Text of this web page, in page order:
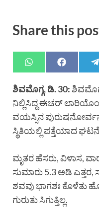
Share this
ಶಿವಮೊಗ್ಗ, ಡಿ. 30:
ನಿಲ್ಲಿಸಿದ್ದ ಈಚರ್
ವಯಸ್ಸಿನ
ಸ್ಥಿತಿಯಲ್ಲಿ ಪತ್ತೆಯಾದ
ಮೃತರ ಹೆಸರು, ವಿಳಾಸ,
ಸುಮಾರು 5.3 ಅಡಿ ಎತ್ತರ,
ಶವವು ಭಾಗಶಃ ಕೊಳೆತು
ಗುರುತು ಸಿಗುತ್ತಿಲ್ಲ.